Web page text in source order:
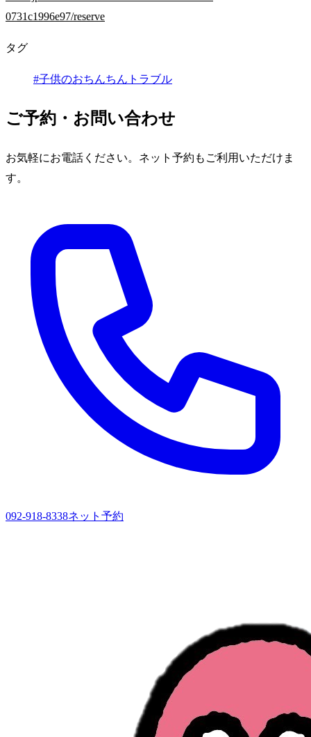
0731c1996e97/reserve
タグ
#子供のおちんちんトラブル
ご予約・お問い合わせ
お気軽にお電話ください。ネット予約もご利用いただけま
す。
092-918-8338ネット予約